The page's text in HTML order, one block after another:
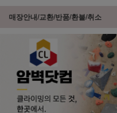
매장안내/교환/반품/환불/취소